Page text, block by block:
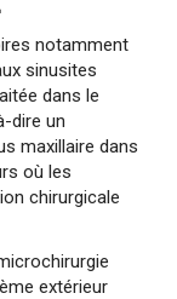
notamment
sinusites
dans le
dire un
maxillaire dans
où les
chirurgicale
extérieur